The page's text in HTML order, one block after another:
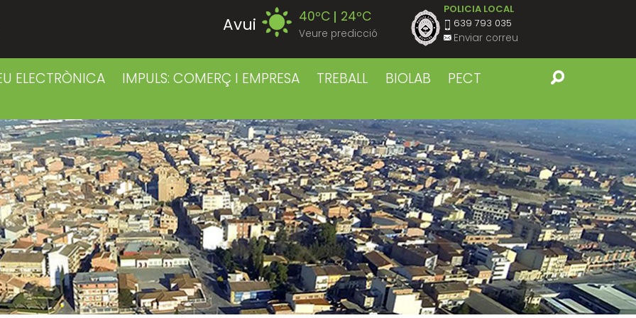
Avui 40ºC 24ºC
Veure predicció
Dissabte 39ºC 23ºC
Dilluns 40ºC 23ºC
Dimarts 39ºC 22ºC
Dimecres 41ºC 22ºC
Dijous 41ºC 23ºC
POLICIA LOCAL
639 793 035
Enviar correu
ELECTRÒNICA IMPULS: COMERÇ I EMPRESA TREBALL BIOLAB
PECT